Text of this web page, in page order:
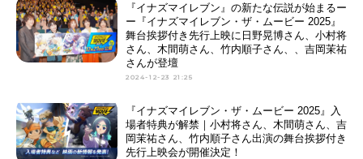
『イナズマイレブン』の新たな伝説が始まるー
ー『イナズマイレブン・ザ・ムービー 2025』
舞台挨拶付き先行上映に日野晃博さん、小村将
さん、木間萌さん、竹内順子さん、、吉岡茉祐
さんが登壇
2024-12-23 21:25
『イナズマイレブン・ザ・ムービー 2025』入
場者特典が解禁｜小村将さん、木間萌さん、吉
岡茉祐さん、竹内順子さん出演の舞台挨拶付き
先行上映会が開催決定！